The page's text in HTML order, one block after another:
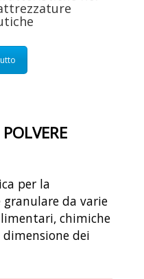
per la
da varie
chimiche
dei